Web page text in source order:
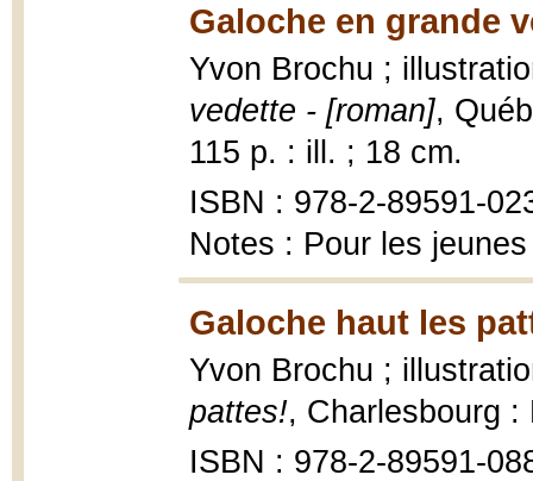
Galoche en grande
Yvon Brochu ;
vedette - [roman],
115 p. : ill. ; 18 cm.
ISBN : 978-2-89591-
Notes : Pour les
Galoche haut les
Yvon Brochu ;
pattes!, Charlesbourg :
ISBN : 978-2-89591-